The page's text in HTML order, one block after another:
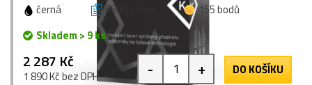
černá 6500 stran
155 bodů
Skladem > 9 ks
2 287 Kč
1 890 Kč bez DPH - + DO KOŠÍKU